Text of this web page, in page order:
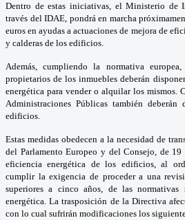
Dentro de estas iniciativas, el Ministerio de
través del IDAE, pondrá en marcha
euros en ayudas a actuaciones de mejora de
y calderas de los edificios.
Además, cumpliendo la normativa
propietarios de los inmuebles deberán
energética para vender o alquilar los mismos.
Administraciones Públicas también
edificios.
Estas medidas obedecen a la necesidad de
del Parlamento Europeo y del Consejo, de
eficiencia energética de los edificios, al
cumplir la exigencia de proceder a una
superiores a cinco años, de las
energética. La trasposición de la Directiva
con lo cual sufrirán modificaciones los